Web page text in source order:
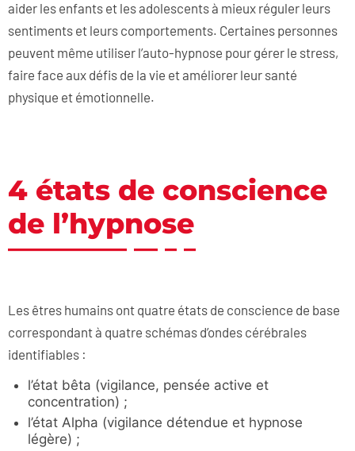
aider les enfants et les adolescents à mieux réguler leurs
sentiments et leurs comportements. Certaines personnes
peuvent même utiliser l’auto-hypnose pour gérer le stress,
faire face aux défis de la vie et améliorer leur santé
physique et émotionnelle.
4 états de conscience
de l’hypnose
Les êtres humains ont quatre états de conscience de base
correspondant à quatre schémas d’ondes cérébrales
identifiables :
l’état bêta (vigilance, pensée active et
concentration) ;
l’état Alpha (vigilance détendue et hypnose
légère) ;